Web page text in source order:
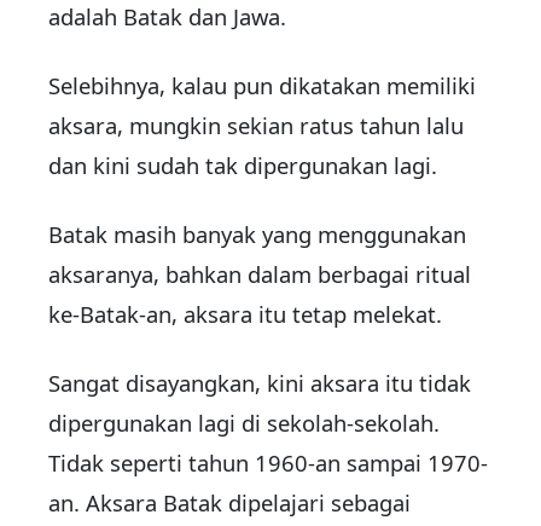
adalah Batak dan Jawa.
Selebihnya, kalau pun dikatakan memiliki
aksara, mungkin sekian ratus tahun lalu
dan kini sudah tak dipergunakan lagi.
Batak masih banyak yang menggunakan
aksaranya, bah­kan dalam berbagai ritual
ke-Batak-an, aksara itu tetap mele­kat.
Sangat disayangkan, kini aksara itu tidak
dipergunakan lagi di sekolah-sekolah.
Tidak seperti tahun 1960-an sampai 1970-
an. Aksara Batak dipelaja­ri sebagai